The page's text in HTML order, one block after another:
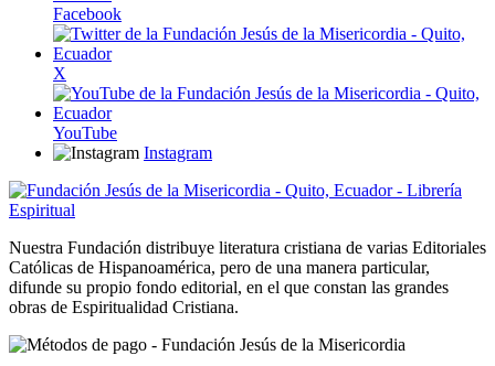
Facebook
X
YouTube
Instagram
Nuestra Fundación distribuye literatura cristiana de varias Editoriales
Católicas de Hispanoamérica, pero de una manera particular,
difunde su propio fondo editorial, en el que constan las grandes
obras de Espiritualidad Cristiana.